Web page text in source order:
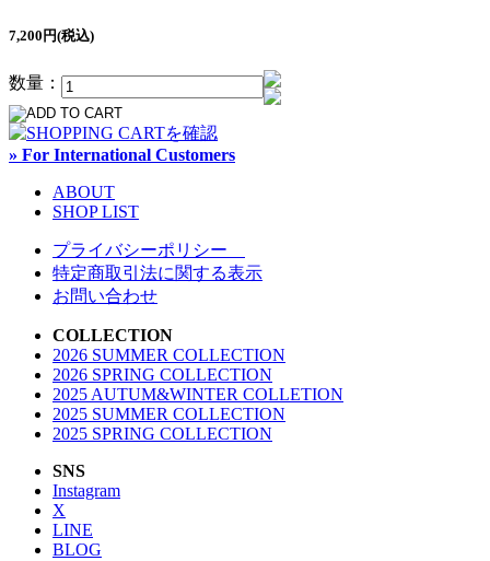
7,200円(税込)
数量：
» For International Customers
ABOUT
SHOP LIST
プライバシーポリシー
特定商取引法に関する表示
お問い合わせ
COLLECTION
2026 SUMMER COLLECTION
2026 SPRING COLLECTION
2025 AUTUM&WINTER COLLETION
2025 SUMMER COLLECTION
2025 SPRING COLLECTION
SNS
Instagram
X
LINE
BLOG